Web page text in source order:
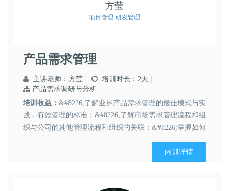
方莹
项目管理 研发管理
产品需求管理
主讲老师： 方莹
培训时长：2天
产品需求调研与分析
培训收益： &#8226;了解业界产品需求管理的最佳模式与实
践，有效管理的标准；&#8226;了解市场需求管理流程和组
织与公司的其他管理流程和组织的关联；&#8226;掌握如何
内训详情